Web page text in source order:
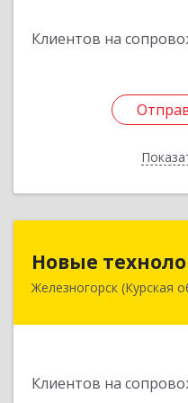
Клиентов на
Новые
Железногорск (Курская
Клиентов на
307170,